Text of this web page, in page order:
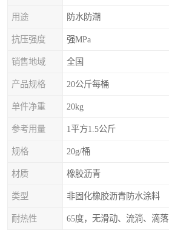
用途 防水防潮
抗压强度 强MPa
销售地域 全国
产品规格 20公斤每桶
单件净重 20kg
参考用量 1平方1.5公斤
规格 20g/桶
材质 橡胶沥青
类型 非固化橡胶沥青防水涂料
耐热性 65度，无滑动、流淌、滴落